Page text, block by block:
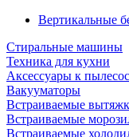
Вертикальные
Стиральные машины
Техника для кухни
Аксессуары к
Вакууматоры
Встраиваемые
Встраиваемые
Встраиваемые